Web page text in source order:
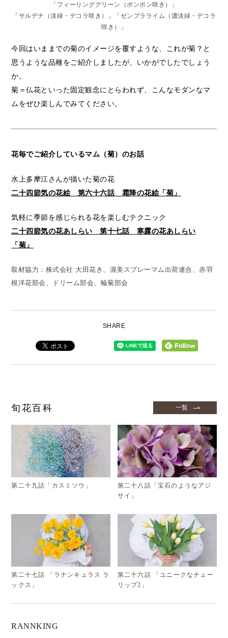
「フィーリンググリーン（ポンポン咲き）」
「サルデナ（淡緑・デコラ咲き）」「ゼンブラライム（濃淡緑・デコラ
咲き）」
今回はいままでの菊のイメージを覆すような、これが菊？と
思うような品種をご紹介しましたが、いかがでしたでしょう
か。
菊＝仏花といった固定観念にとらわれず、こんなモダンなマ
ムをぜひ楽しんでみてください。
花毎でご紹介しているマム（菊）のお話
水上多摩江さんが描いた菊の花
二十四節気の花絵 第六十六話 霜降の花絵「菊」
気軽に季節を感じられる花を楽しむテクニック
二十四節気の花あしらい 第十七話 寒露の花あしらい
「菊」
取材協力：株式会社 大田花き、渥美スプレーマム出荷連合、赤羽
根洋花部会、ドリーム部会、輪菊部会
SHARE
旬花百科 一覧
第二十九話「カスミソウ」
第二十八話「宝石のようなアジ
サイ」
第二十七話 「ラナンキュラス ラ
ックス」
第二十六話 「ユニークなチュー
リップ2」
RANNKING